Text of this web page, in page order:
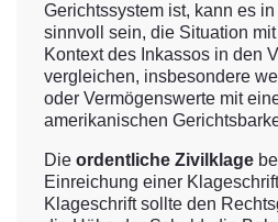
Gerichtssystem ist, kann es
sinnvoll sein, die Situation
Kontext des Inkassos in den
vergleichen, insbesondere
oder Vermögenswerte mit
amerikanischen
Die ordentliche Zivilklage
Einreichung einer
Klageschrift sollte den